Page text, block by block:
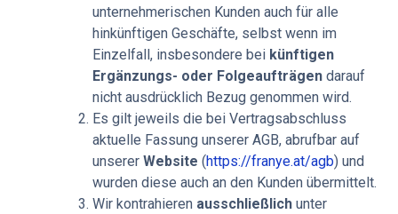
unternehmerischen Kunden auch für alle
hinkünftigen Geschäfte, selbst wenn im
Einzelfall, insbesondere bei künftigen
Ergänzungs- oder Folgeaufträgen darauf
nicht ausdrücklich Bezug genommen wird.
Es gilt jeweils die bei Vertragsabschluss
aktuelle Fassung unserer AGB, abrufbar auf
unserer Website (https://franye.at/agb) und
wurden diese auch an den Kunden übermittelt.
Wir kontrahieren ausschließlich unter